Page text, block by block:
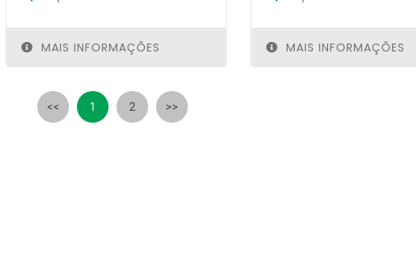
MAIS INFORMAÇÕES MAIS INFORMAÇÕES
<< 1 2 >>